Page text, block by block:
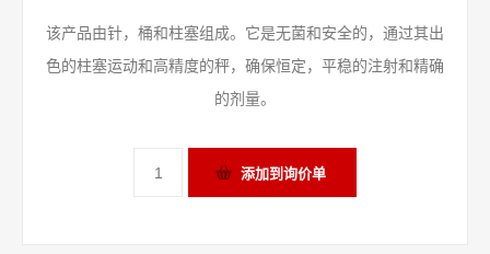
该产品由针，桶和柱塞组成。它是无菌和安全的，通过其出
色的柱塞运动和高精度的秤，确保恒定，平稳的注射和精确
的剂量。